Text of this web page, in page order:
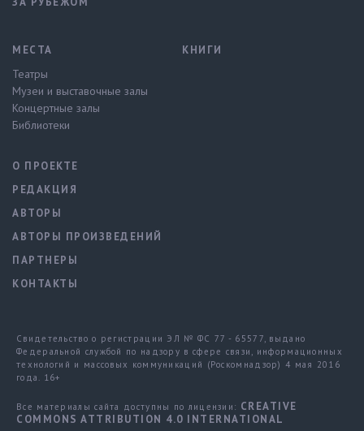
МЕСТА
Театры
Музеи и выставочные залы
Концертные залы
Библиотеки
КНИГИ
О ПРОЕКТЕ
РЕДАКЦИЯ
АВТОРЫ
АВТОРЫ ПРОИЗВЕДЕНИЙ
ПАРТНЕРЫ
КОНТАКТЫ
Свидетельство о регистрации ЭЛ № ФС 77 - 65577, выдано
Федеральной службой по надзору в сфере связи, информационных
технологий и массовых коммуникаций (Роскомнадзор) 4 мая 2016
года. 16+
Все материалы сайта доступны по лицензии: CREATIVE
COMMONS ATTRIBUTION 4.0 INTERNATIONAL